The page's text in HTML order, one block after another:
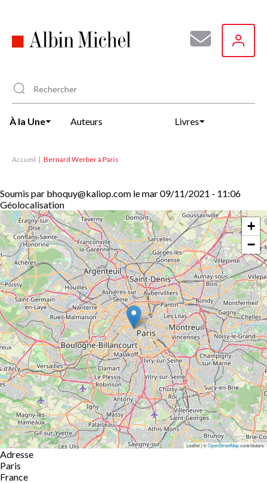
principal
À la Une Auteurs Livres
Accueil Bernard Werber à Paris
Soumis par bhoquy@kaliop.com lemar 09/11/2021 - 11:06
Géolocalisation
+
−
Leaflet | ©OpenStreetMapcontributors
Adresse
Paris
France